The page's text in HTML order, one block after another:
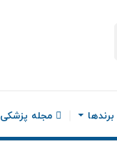
برندها مجله پزشکی